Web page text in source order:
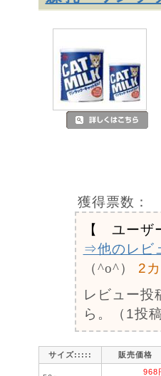
獲得票数：
【 ユーザ
⇒他のレビ
（^o^）
2
レビュー投
ら。（1投
サイズ::::: 販売価格
968